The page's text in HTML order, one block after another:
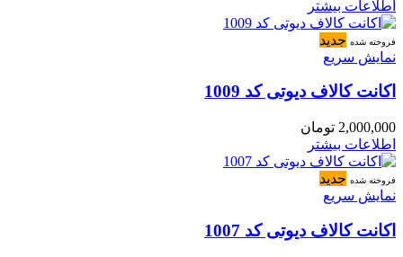
اطلاعات بیشتر
فروخته شده جدید
نمایش سریع
اکانت کالاف دیوتی کد 1009
2,000,000 تومان
اطلاعات بیشتر
فروخته شده جدید
نمایش سریع
اکانت کالاف دیوتی کد 1007